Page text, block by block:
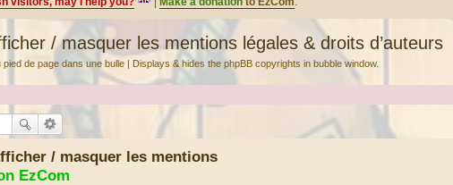
/ masquer les mentions légales & droits d’auteurs
de page dans une bulle | Displays & hides the phpBB copyrights in bubble window.
/ masquer les mentions
EzCom